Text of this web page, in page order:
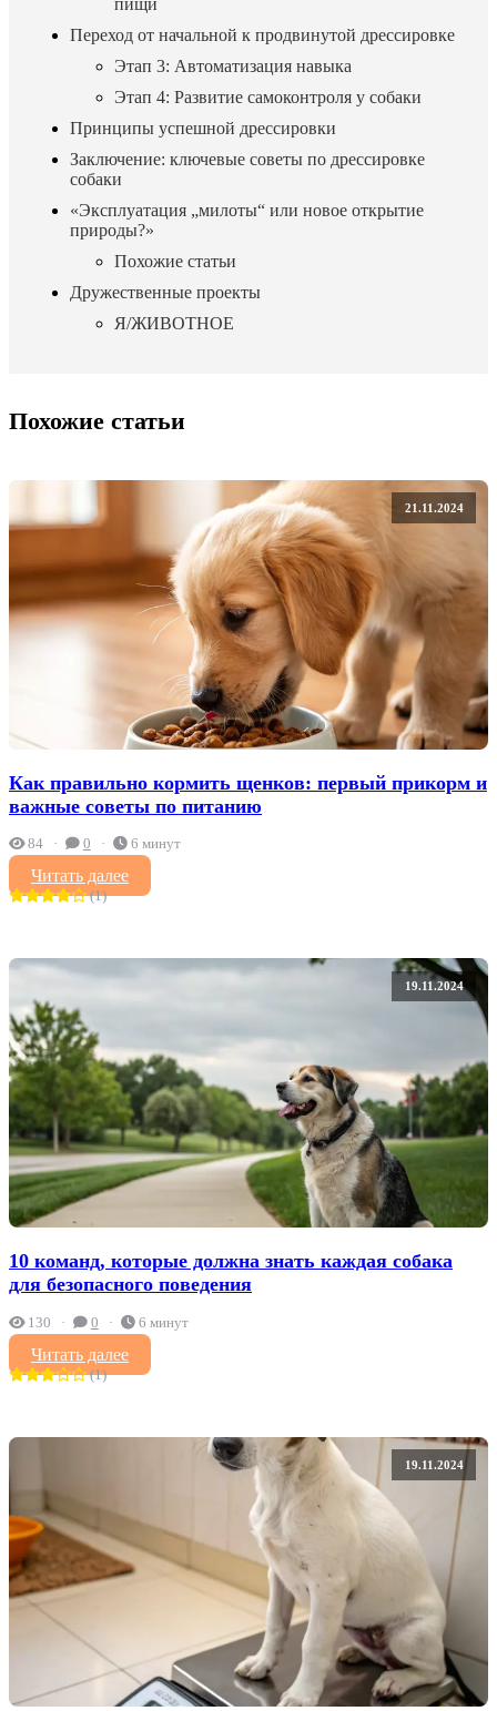
пищи
Переход от начальной к продвинутой дрессировке
Этап 3: Автоматизация навыка
Этап 4: Развитие самоконтроля у собаки
Принципы успешной дрессировки
Заключение: ключевые советы по дрессировке
собаки
«Эксплуатация „милоты“ или новое открытие
природы?»
Похожие статьи
Дружественные проекты
Я/ЖИВОТНОЕ
Похожие статьи
21.11.2024
Как правильно кормить щенков: первый прикорм и
важные советы по питанию
84 0 6 минут
Читать далее
(1)
19.11.2024
10 команд, которые должна знать каждая собака
для безопасного поведения
130 0 6 минут
Читать далее
(1)
19.11.2024